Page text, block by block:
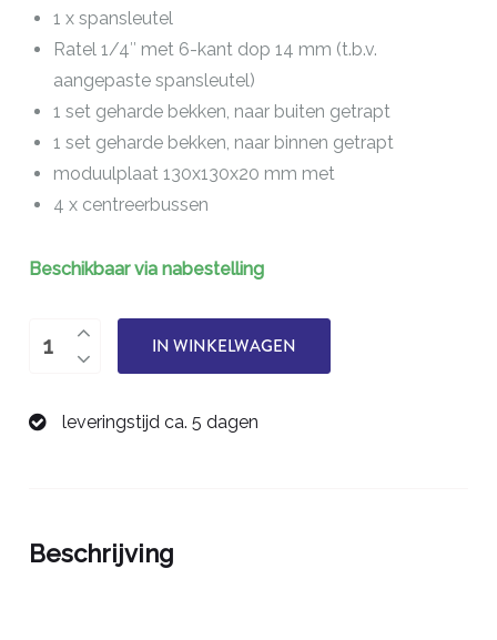
1 x spansleutel
Ratel 1/4″ met 6-kant dop 14 mm (t.b.v.
aangepaste spansleutel)
1 set geharde bekken, naar buiten getrapt
1 set geharde bekken, naar binnen getrapt
moduulplaat 130x130x20 mm met
4 x centreerbussen
Beschikbaar via nabestelling
100/3
IN WINKELWAGEN
leveringstijd ca. 5 dagen
Beschrijving